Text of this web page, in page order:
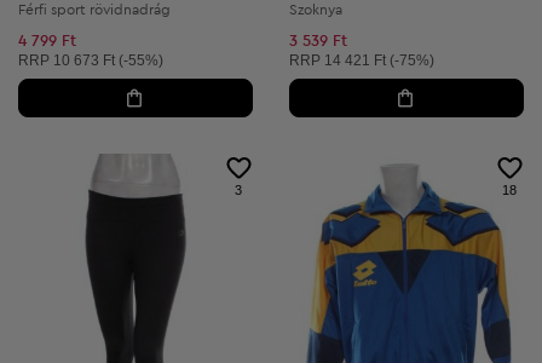
Férfi sport rövidnadrág
4 799 Ft
Ajánlott ár:
RRP 10 673 Ft (-55%)
Szoknya
3 539 Ft
Ajánlott ár:
RRP 14 421 Ft (-75%)
3 18